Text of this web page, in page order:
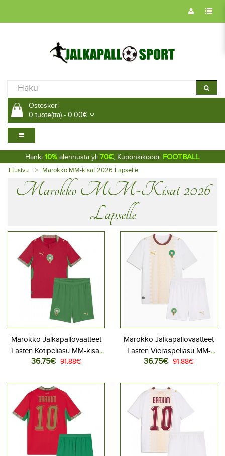
Ostoskori
0 tuote(tta) - 0.00€
Hanki 10% alennusta yli 70€, Kuponkikoodi: FOOTBALL
Etusivu Marokko MM-kisat 2026 Lapselle
Marokko MM-Kisat 2026
Lapselle
Marokko Jalkapallovaatteet
Lasten Kotipeliasu MM-kisat
2026 Lyhythihainen (+ Lyhyet
36.75€ 91.88€
Marokko Jalkapallovaatteet
Lasten Vieraspeliasu MM-
kisat 2026 Lyhythihainen (+
36.75€ 91.88€